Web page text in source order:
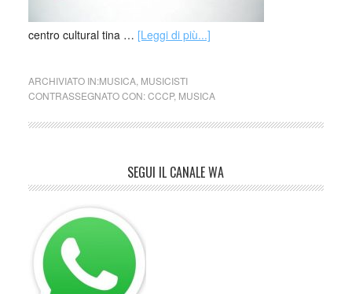
centro cultural tina … [Leggi di più...]
ARCHIVIATO IN:MUSICA, MUSICISTI
CONTRASSEGNATO CON:CCCP, MUSICA
SEGUI IL CANALE WA